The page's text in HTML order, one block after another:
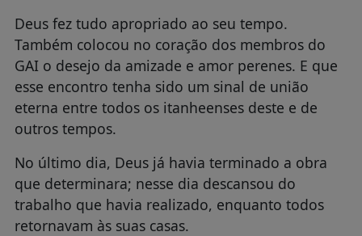
Deus fez tudo apropriado ao seu tempo.
Também colocou no coração dos membros do
GAI o desejo da amizade e amor perenes. E que
esse encontro tenha sido um sinal de união
eterna entre todos os itanheenses deste e de
outros tempos.
No último dia, Deus já havia terminado a obra
que determinara; nesse dia descansou do
trabalho que havia realizado, enquanto todos
retornavam às suas casas.